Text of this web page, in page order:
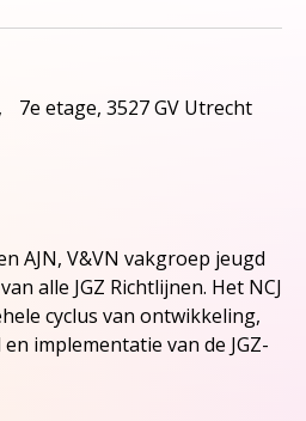
7e etage, 3527 GV Utrecht
AJN, V&VN vakgroep jeugd
alle JGZ Richtlijnen. Het NCJ
cyclus van ontwikkeling,
implementatie van de JGZ-